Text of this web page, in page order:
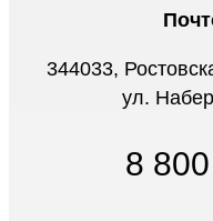
344033,
ул.
8